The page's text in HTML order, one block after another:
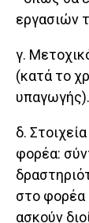
εργασιών
γ.
(κατά το
υπαγωγής).
δ.
φορέα:
στο
ασκούν